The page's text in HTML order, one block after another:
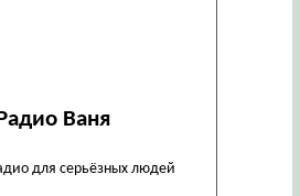
Радио Ваня
для серьёзных людей